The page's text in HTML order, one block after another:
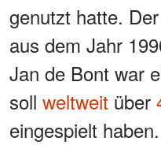
genutzt hatte.
aus dem Jahr
Jan de Bont war
soll weltweit über
eingespielt haben.